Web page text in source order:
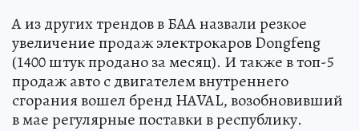
А из других трендов в БАА назвали резкое
увеличение продаж электрокаров Dongfeng
(1400 штук продано за месяц). И также в топ-5
продаж авто с двигателем внутреннего
сгорания вошел бренд HAVAL, возобновивший
в мае регулярные поставки в республику.